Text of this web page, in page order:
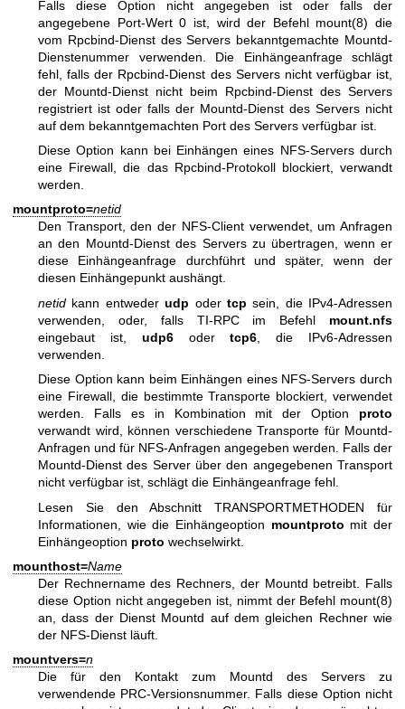
Falls diese Option nicht angegeben ist oder falls der
angegebene Port-Wert 0 ist, wird der Befehl mount(8) die
vom Rpcbind-Dienst des Servers bekanntgemachte Mountd-
Dienstenummer verwenden. Die Einhängeanfrage schlägt
fehl, falls der Rpcbind-Dienst des Servers nicht verfügbar ist,
der Mountd-Dienst nicht beim Rpcbind-Dienst des Servers
registriert ist oder falls der Mountd-Dienst des Servers nicht
auf dem bekanntgemachten Port des Servers verfügbar ist.
Diese Option kann bei Einhängen eines NFS-Servers durch
eine Firewall, die das Rpcbind-Protokoll blockiert, verwandt
werden.
mountproto=netid
Den Transport, den der NFS-Client verwendet, um Anfragen
an den Mountd-Dienst des Servers zu übertragen, wenn er
diese Einhängeanfrage durchführt und später, wenn der
diesen Einhängepunkt aushängt.
netid kann entwederudp oder tcp sein, die IPv4-Adressen
verwenden, oder, falls TI-RPC im Befehl mount.nfs
eingebaut ist, udp6odertcp6 , die IPv6-Adressen
verwenden.
Diese Option kann beim Einhängen eines NFS-Servers durch
eine Firewall, die bestimmte Transporte blockiert, verwendet
werden. Falls es in Kombination mit der Option proto
verwandt wird, können verschiedene Transporte für Mountd-
Anfragen und für NFS-Anfragen angegeben werden. Falls der
Mountd-Dienst des Server über den angegebenen Transport
nicht verfügbar ist, schlägt die Einhängeanfrage fehl.
Lesen Sie den Abschnitt TRANSPORTMETHODEN für
Informationen, wie die Einhängeoption mountproto mit der
Einhängeoption proto wechselwirkt.
mounthost=Name
Der Rechnername des Rechners, der Mountd betreibt. Falls
diese Option nicht angegeben ist, nimmt der Befehl mount(8)
an, dass der Dienst Mountd auf dem gleichen Rechner wie
der NFS-Dienst läuft.
mountvers=n
Die für den Kontakt zum Mountd des Servers zu
verwendende PRC-Versionsnummer. Falls diese Option nicht